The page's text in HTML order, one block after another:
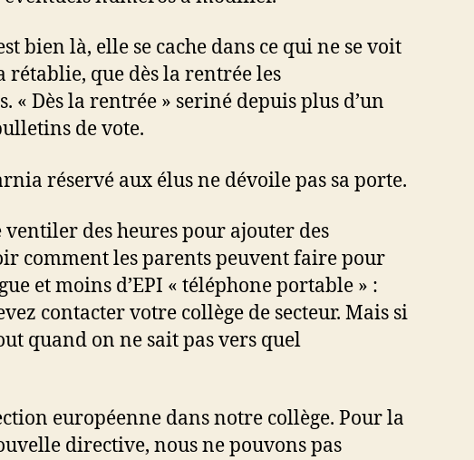
bien là, elle se cache dans ce qui ne se voit
rétablie, que dès la rentrée les
Dès la rentrée » seriné depuis plus d’un
de vote.
réservé aux élus ne dévoile pas sa porte.
ventiler des heures pour ajouter des
comment les parents peuvent faire pour
et moins d’EPI « téléphone portable » :
contacter votre collège de secteur. Mais si
quand on ne sait pas vers quel
européenne dans notre collège. Pour la
directive, nous ne pouvons pas